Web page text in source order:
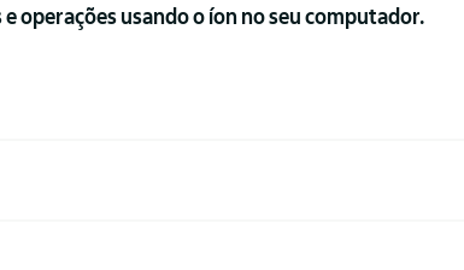
operações usando o íon no seu computador.